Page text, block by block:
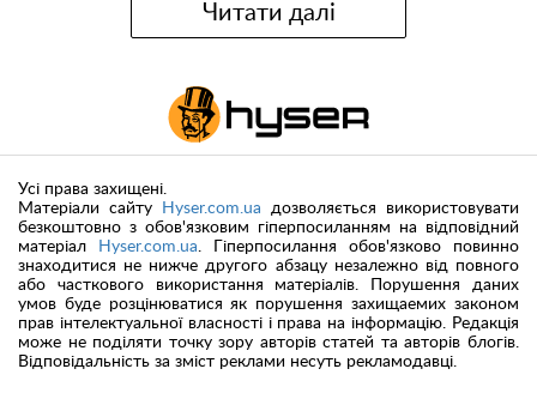
Читати далі
Усі права захищені.
Матеріали сайту
Hyser.com.ua дозволяється використовувати
безкоштовно з обов'язковим гіперпосиланням на відповідний
матеріал
Hyser.com.ua . Гіперпосилання обов'язково повинно
знаходитися не нижче другого абзацу незалежно від повного
або часткового використання матеріалів. Порушення даних
умов буде розцінюватися як порушення захищаемих законом
прав інтелектуальної власності і права на інформацію. Редакція
може не поділяти точку зору авторів статей та авторів блогів.
Відповідальність за зміст реклами несуть рекламодавці.